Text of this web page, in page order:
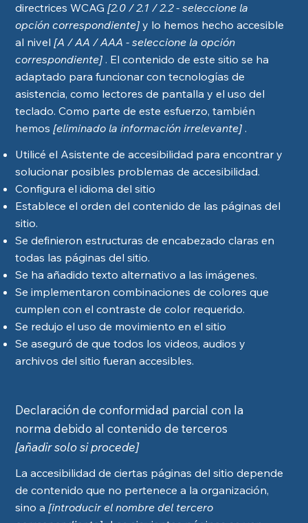
directrices WCAG[2.0 / 2.1 / 2.2 - seleccione la
opción correspondiente] y lo hemos hecho accesible
al nivel[A / AA / AAA - seleccione la opción
correspondiente] . El contenido de este sitio se ha
adaptado para funcionar con tecnologías de
asistencia, como lectores de pantalla y el uso del
teclado. Como parte de este esfuerzo, también
hemos[eliminado la información irrelevante] .
Utilicé el Asistente de accesibilidad para encontrar y
solucionar posibles problemas de accesibilidad.
Configura el idioma del sitio
Establece el orden del contenido de las páginas del
sitio.
Se definieron estructuras de encabezado claras en
todas las páginas del sitio.
Se ha añadido texto alternativo a las imágenes.
Se implementaron combinaciones de colores que
cumplen con el contraste de color requerido.
Se redujo el uso de movimiento en el sitio
Se aseguró de que todos los videos, audios y
archivos del sitio fueran accesibles.
Declaración de conformidad parcial con la
norma debido al contenido de terceros
[añadir solo si procede]
La accesibilidad de ciertas páginas del sitio depende
de contenido que no pertenece a la organización,
sino a[introducir el nombre del tercero